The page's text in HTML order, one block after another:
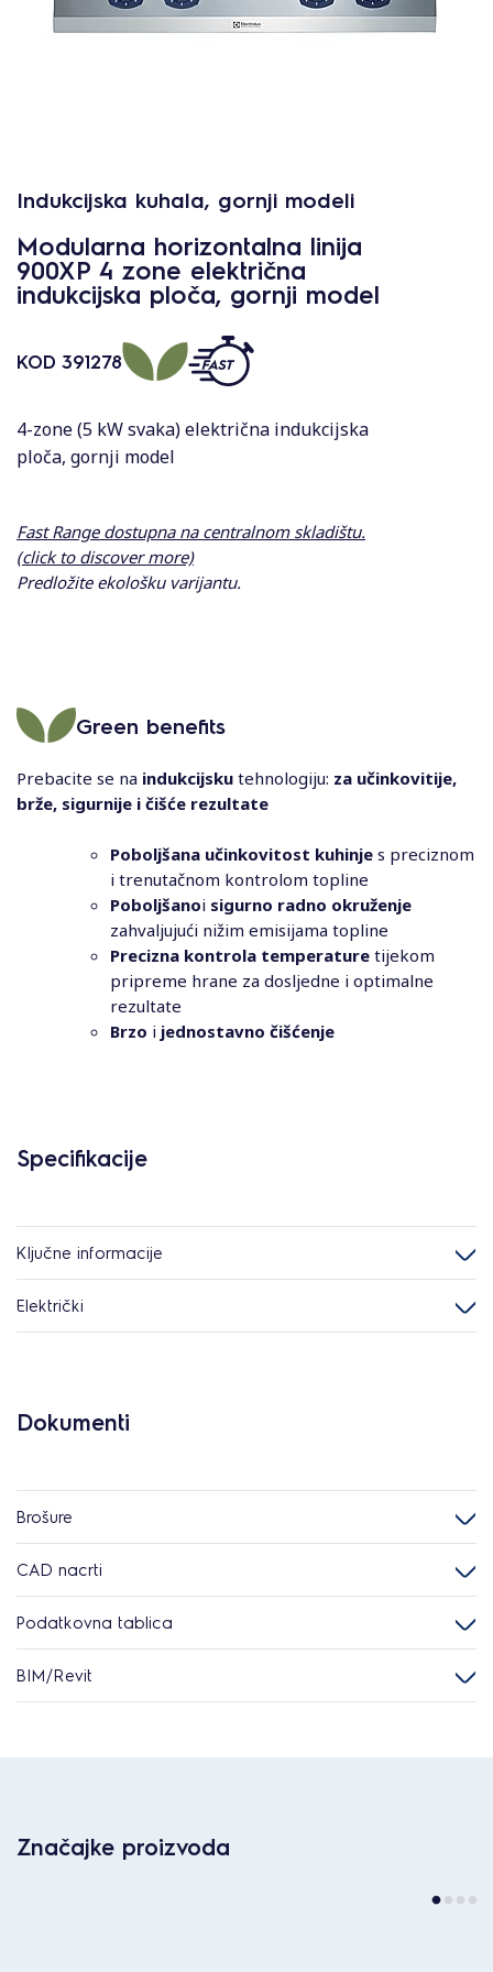
Indukcijska kuhala, gornji modeli
Modularna horizontalna linija
900XP 4 zone električna
indukcijska ploča, gornji model
KOD 391278
4-zone (5 kW svaka) električna indukcijska
ploča, gornji model
Fast Range dostupna na centralnom skladištu.
(click to discover more)
Predložite ekološku varijantu.
Green benefits
Prebacite se na indukcijsku tehnologiju: za učinkovitije,
brže, sigurnije i čišće rezultate
Poboljšana učinkovitost kuhinje s preciznom
i trenutačnom kontrolom topline
Poboljšanoi sigurno radno okruženje
zahvaljujući nižim emisijama topline
Precizna kontrola temperature tijekom
pripreme hrane za dosljedne i optimalne
rezultate
Brzo i jednostavno čišćenje
Specifikacije
Ključne informacije
Električki
Dokumenti
Brošure
CAD nacrti
Podatkovna tablica
BIM/Revit
Značajke proizvoda